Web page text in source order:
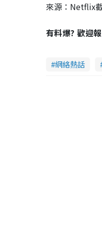
來源：Netflix
有料爆? 歡迎
網絡熱話